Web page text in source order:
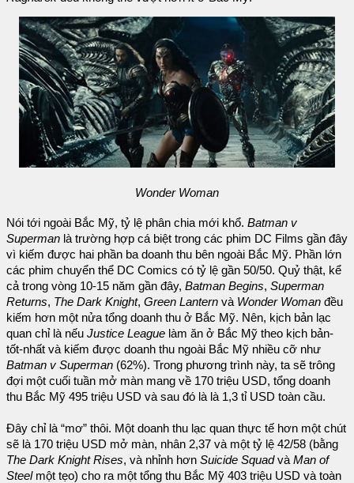
Wonder Woman
Nói tới ngoài Bắc Mỹ, tỷ lệ phân chia mới khổ. Batman v
Superman là trường hợp cá biệt trong các phim DC Films gần đây
vì kiếm được hai phần ba doanh thu bên ngoài Bắc Mỹ. Phần lớn
các phim chuyển thể DC Comics có tỷ lệ gần 50/50. Quỷ thật, kể
cả trong vòng 10-15 năm gần đây, Batman Begins, Superman
Returns, The Dark Knight, Green Lantern và Wonder Woman đều
kiếm hơn một nửa tổng doanh thu ở Bắc Mỹ. Nên, kịch bản lạc
quan chỉ là nếu Justice League làm ăn ở Bắc Mỹ theo kịch bản-
tốt-nhất và kiếm được doanh thu ngoài Bắc Mỹ nhiều cỡ như
Batman v Superman (62%). Trong phương trình này, ta sẽ trông
đợi một cuối tuần mở màn mang về 170 triệu USD, tổng doanh
thu Bắc Mỹ 495 triệu USD và sau đó là là 1,3 tỉ USD toàn cầu.
Đây chỉ là “mơ” thôi. Một doanh thu lạc quan thực tế hơn một chút
sẽ là 170 triệu USD mở màn, nhân 2,37 và một tỷ lệ 42/58 (bằng
The Dark Knight Rises, và nhỉnh hơn Suicide Squadvà Man of
Steelmột tẹo) cho ra một tổng thu Bắc Mỹ 403 triệu USD và toàn